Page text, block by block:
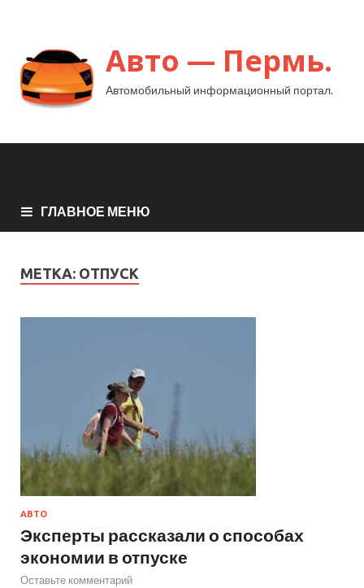
Авто — Пермь.
Автомобильный информационный портал.
ГЛАВНОЕ МЕНЮ
МЕТКА: ОТПУСК
АВТО
Эксперты рассказали о способах
экономии в отпуске
Оставьте комментарий